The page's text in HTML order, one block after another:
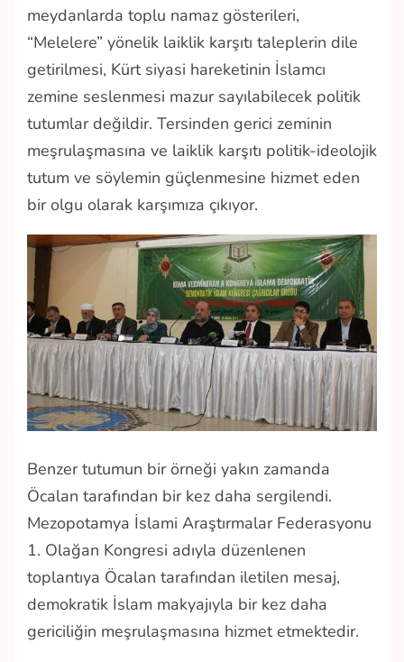
meydanlarda toplu namaz gösterileri,
“Melelere” yönelik laiklik karşıtı taleplerin dile
getirilmesi, Kürt siyasi hareketinin İslamcı
zemine seslenmesi mazur sayılabilecek politik
tutumlar değildir. Tersinden gerici zeminin
meşrulaşmasına ve laiklik karşıtı politik-ideolojik
tutum ve söylemin güçlenmesine hizmet eden
bir olgu olarak karşımıza çıkıyor.
Benzer tutumun bir örneği yakın zamanda
Öcalan tarafından bir kez daha sergilendi.
Mezopotamya İslami Araştırmalar Federasyonu
1. Olağan Kongresi adıyla düzenlenen
toplantıya Öcalan tarafından iletilen mesaj,
demokratik İslam makyajıyla bir kez daha
gericiliğin meşrulaşmasına hizmet etmektedir.